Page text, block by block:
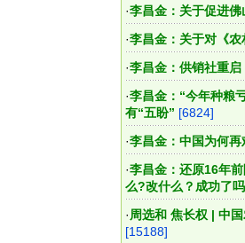
·李昌金：关于促进
·李昌金：关于对《
·李昌金：供销社重
·李昌金：“今年种粮
有“五盼” [6824]
·李昌金：中国为何
·李昌金：还原16年
么?改什么？成功了
·周选和 焦长权 | 中
[15188]